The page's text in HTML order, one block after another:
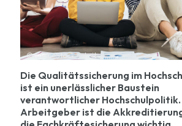
©AdobeStock saksit
Die Qualitätssicherung im
ist ein unerlässlicher Baustein
verantwortlicher Hochschulpolitik.
Arbeitgeber ist die